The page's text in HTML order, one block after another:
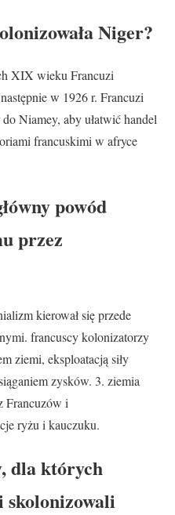
Niger?
XIX wieku Francuzi
w 1926 r. Francuzi
Niamey, aby ułatwić handel
francuskimi w afryce
powód
przez
kierował się przede
francuscy kolonizatorzy
ziemi, eksploatacją siły
zysków. 3. ziemia
Francuzów i
ryżu i kauczuku.
dla których